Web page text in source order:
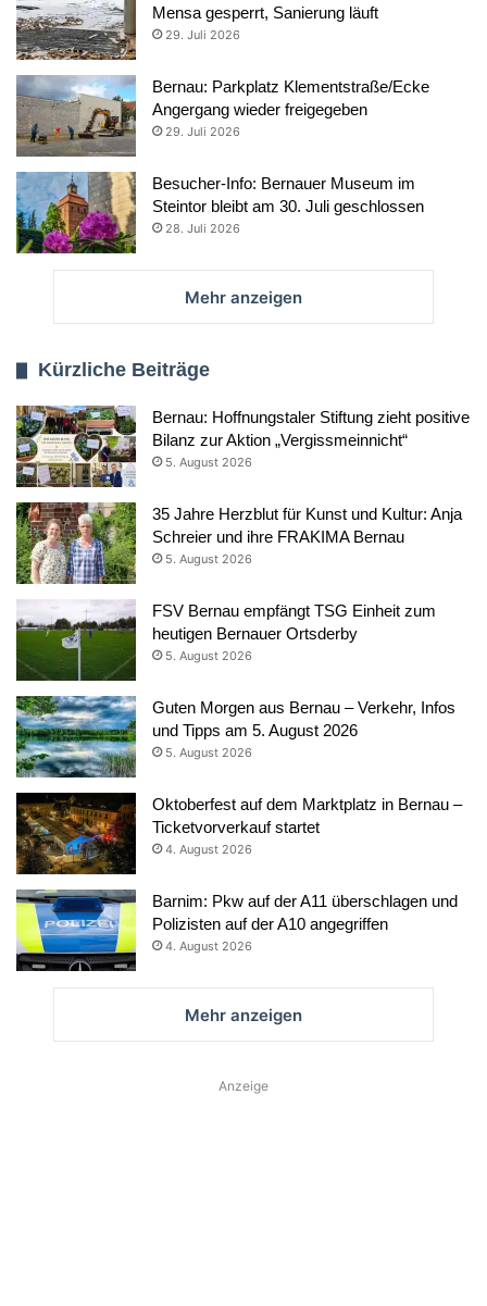
Mensa gesperrt, Sanierung läuft
29. Juli 2026
Bernau: Parkplatz Klementstraße/Ecke
Angergang wieder freigegeben
29. Juli 2026
Besucher-Info: Bernauer Museum im
Steintor bleibt am 30. Juli geschlossen
28. Juli 2026
Mehr anzeigen
Kürzliche Beiträge
Bernau: Hoffnungstaler Stiftung zieht positive
Bilanz zur Aktion „Vergissmeinnicht“
5. August 2026
35 Jahre Herzblut für Kunst und Kultur: Anja
Schreier und ihre FRAKIMA Bernau
5. August 2026
FSV Bernau empfängt TSG Einheit zum
heutigen Bernauer Ortsderby
5. August 2026
Guten Morgen aus Bernau – Verkehr, Infos
und Tipps am 5. August 2026
5. August 2026
Oktoberfest auf dem Marktplatz in Bernau –
Ticketvorverkauf startet
4. August 2026
Barnim: Pkw auf der A11 überschlagen und
Polizisten auf der A10 angegriffen
4. August 2026
Mehr anzeigen
Anzeige